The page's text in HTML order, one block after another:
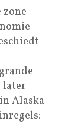
later
Alaska